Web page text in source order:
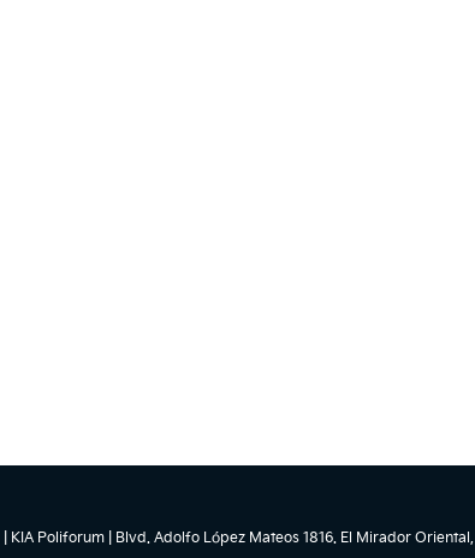
| KIA Poliforum Blvd. Adolfo López Mateos 1816. El Mirador Oriental,